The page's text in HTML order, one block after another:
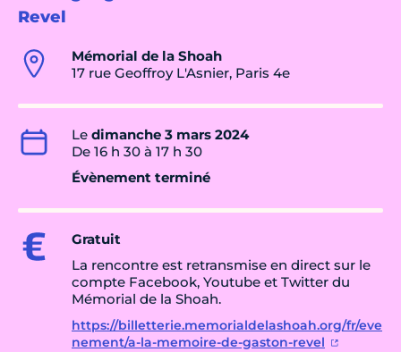
Revel
Mémorial de la Shoah
17 rue Geoffroy L'Asnier, Paris 4e
Le dimanche 3 mars 2024
De 16 h 30 à 17 h 30
Évènement terminé
Gratuit
La rencontre est retransmise en direct sur le
compte Facebook, Youtube et Twitter du
Mémorial de la Shoah.
https://billetterie.memorialdelashoah.org/fr/eve
nement/a-la-memoire-de-gaston-revel